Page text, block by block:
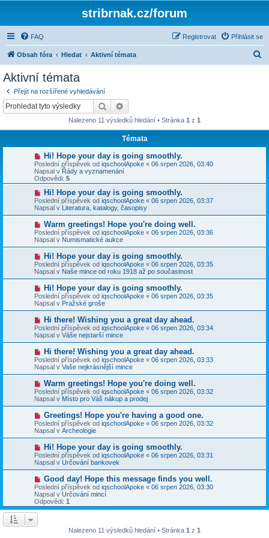
stribrnak.cz/forum
FAQ Přihlásit se
Registrovat
Obsah fóra Hledat Aktivní témata
Aktivní témata
Přejít na rozšířené vyhledávání
Hledat
Nalezeno 11 výsledků hledání • Stránka 1 z 1
Témata
N
o
v
ý
p
s
p
v
e
k
Hi! Hope your day is going smoothly.
Poslední příspěvek od iqschoolApoke « 06 srpen 2026, 03:40
Napsal v Řády a vyznamenání
Odpovědi: 5
N
o
v
ý
p
í
s
p
v
e
k
Hi! Hope your day is going smoothly.
Poslední příspěvek od iqschoolApoke « 06 srpen 2026, 03:37
Napsal v Literatura, katalogy, časopisy
N
o
v
ý
p
í
s
p
v
e
k
Warm greetings! Hope you're doing well.
Poslední příspěvek od iqschoolApoke « 06 srpen 2026, 03:36
Napsal v Numismatické aukce
N
o
v
ý
p
í
s
p
v
e
k
Hi! Hope your day is going smoothly.
Poslední příspěvek od iqschoolApoke « 06 srpen 2026, 03:35
Napsal v Naše mince od roku 1918 až po součastnost
N
o
v
ý
p
í
s
p
v
e
k
Hi! Hope your day is going smoothly.
Poslední příspěvek od iqschoolApoke « 06 srpen 2026, 03:35
Napsal v Pražské groše
N
o
v
ý
p
í
s
p
ě
v
e
k
Hi there! Wishing you a great day ahead.
Poslední příspěvek od iqschoolApoke « 06 srpen 2026, 03:34
Napsal v Váše nejstarší mince
N
o
v
ý
p
í
s
p
ě
v
e
k
Hi there! Wishing you a great day ahead.
Poslední příspěvek od iqschoolApoke « 06 srpen 2026, 03:33
Napsal v Vaše nejkrásnější mince
N
o
v
ý
í
s
p
v
e
k
Warm greetings! Hope you're doing well.
Poslední příspěvek od iqschoolApoke « 06 srpen 2026, 03:32
Napsal v Místo pro Váš nákup a prodej
N
o
v
ý
p
í
s
p
ě
v
e
k
Greetings! Hope you're having a good one.
Poslední příspěvek od iqschoolApoke « 06 srpen 2026, 03:32
Napsal v Archeologie
N
o
v
ý
í
s
p
ě
Hi! Hope your day is going smoothly.
Poslední příspěvek od iqschoolApoke « 06 srpen 2026, 03:31
Napsal v Určování bankovek
N
o
v
ý
p
Good day! Hope this message finds you well.
Poslední příspěvek od iqschoolApoke « 06 srpen 2026, 03:30
Napsal v Určování mincí
Odpovědi: 1
Nalezeno 11 výsledků hledání • Stránka 1 z 1